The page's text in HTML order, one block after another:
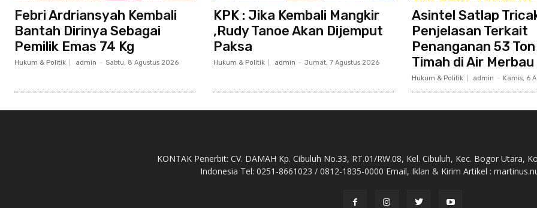
Febri Ardriansyah Kembali
Bantah Dirinya Sebagai
Pemilik Emas 74 Kg
Hukum & Politik admin - Sabtu, 8 Agustus 2026
KPK : Jika Kembali Mangkir
,Rudy Tanoe Akan Dijemput
Paksa
Hukum & Politik admin - Jumat, 7 Agustus 2026
Asintel Satlap
Penjelasan Terkait
Penanganan 53
Timah di Air Merbau
Hukum & Politik admin - Kamis, 6
KONTAK Penerbit: CV. DAMAH Kp. Cibuluh No.33, RT.01/RW.08, Kel. Cibuluh, Kec. Bogor Utara,
Indonesia Tel: 0251-8661023 / 0812-1835-0000 Email, Iklan & Kirim Artikel :